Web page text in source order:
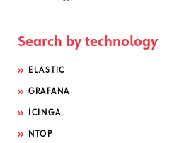
Search by technology
ELASTIC
GRAFANA
ICINGA
NTOP